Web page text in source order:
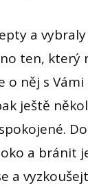
a
ten, který
o něj s
ještě
a bránit
a